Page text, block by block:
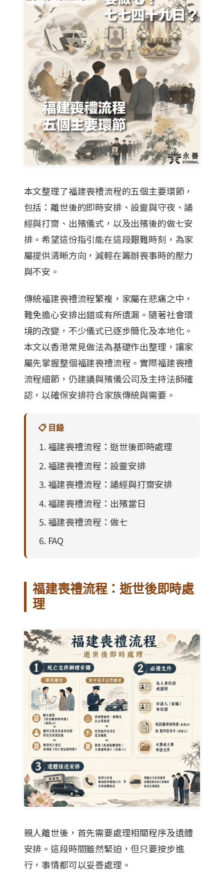
本文整理了福建喪禮流程的五個主要環節，
包括：離世後的即時安排、設靈與守夜、誦
經與打齋、出殯儀式，以及出殯後的做七安
排。希望這份指引能在這段艱難時刻，為家
屬提供清晰方向，減輕在籌辦喪事時的壓力
與不安。
傳統福建喪禮流程繁複，家屬在悲痛之中，
難免擔心安排出錯或有所遺漏。隨著社會環
境的改變，不少儀式已逐步簡化及本地化。
本文以香港常見做法為基礎作出整理，讓家
屬先掌握整個福建喪禮流程。實際福建喪禮
流程細節，仍建議與殯儀公司及主持法師確
認，以確保安排符合家族傳統與需要。
📋 目錄
福建喪禮流程：逝世後即時處理
福建喪禮流程：設靈安排
福建喪禮流程：誦經與打齋安排
福建喪禮流程：出殯當日
福建喪禮流程：做七
FAQ
福建喪禮流程：逝世後即時處
理
親人離世後，首先需要處理相關程序及遺體
安排。這段時間雖然緊迫，但只要按步進
行，事情都可以妥善處理。